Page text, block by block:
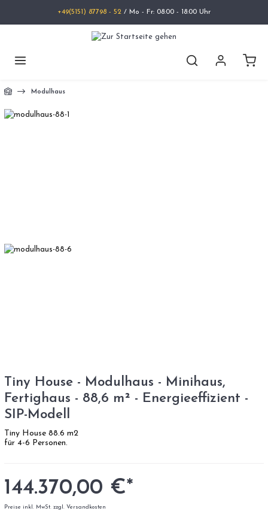
+49(5151) 87798 - 52 / Mo - Fr: 08:00 - 18:00 Uhr
Modulhaus
Tiny House - Modulhaus - Minihaus,
Fertighaus - 88,6 m² - Energieeffizient -
SIP-Modell
Tiny House 88.6 m2
für 4-6 Personen.
144.370,00 €*
Preise inkl. MwSt. zzgl. Versandkosten